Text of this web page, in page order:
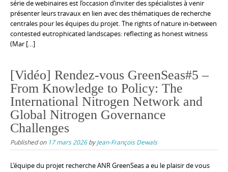
série de webinaires est l’occasion d’inviter des spécialistes à venir
présenter leurs travaux en lien avec des thématiques de recherche
centrales pour les équipes du projet. The rights of nature in-between
contested eutrophicated landscapes: reflecting as honest witness
(Mar […]
[Vidéo] Rendez-vous GreenSeas#5 –
From Knowledge to Policy: The
International Nitrogen Network and
Global Nitrogen Governance
Challenges
Published on 17 mars 2026byJean-François Dewals
L’équipe du projet recherche ANR GreenSeas a eu le plaisir de vous